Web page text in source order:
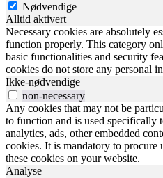
Nødvendige
Alltid aktivert
Necessary cookies are absolutely
function properly. This category
basic functionalities and security
cookies do not store any personal
Ikke-nødvendige
non-necessary
Any cookies that may not be
to function and is used specifically
analytics, ads, other embedded
cookies. It is mandatory to procure
these cookies on your website.
Analyse